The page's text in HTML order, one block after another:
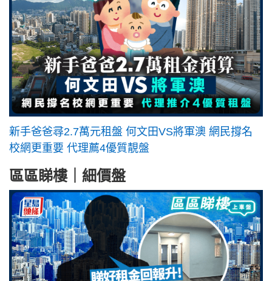
新手爸爸尋2.7萬元租盤 何文田VS將軍澳 網民撐名
校網更重要 代理薦4優質靚盤
區區睇樓｜細價盤